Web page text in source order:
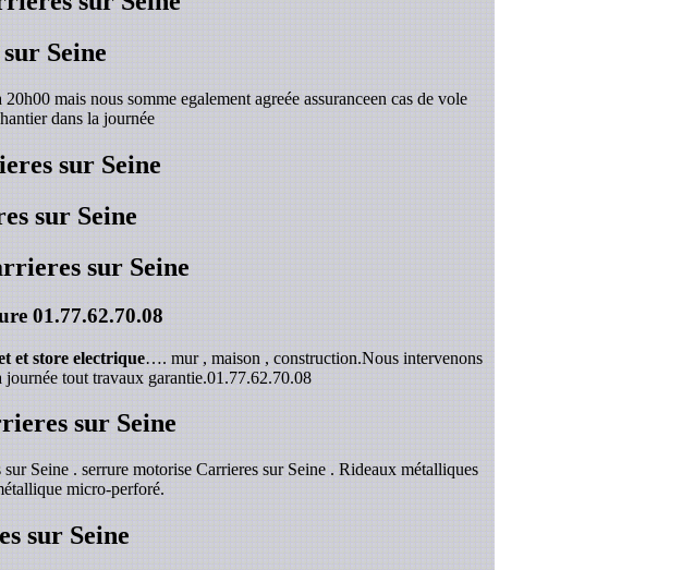
Seine
mais nous somme egalement agreée assuranceen cas de vole
dans la journée
sur Seine
sur Seine
sur Seine
01.77.62.70.08
et store electrique…. mur , maison , construction.Nous intervenons
journée tout travaux garantie.01.77.62.70.08
sur Seine
Seine . serrure motorise Carrieres sur Seine . Rideaux métalliques
micro-perforé.
sur Seine